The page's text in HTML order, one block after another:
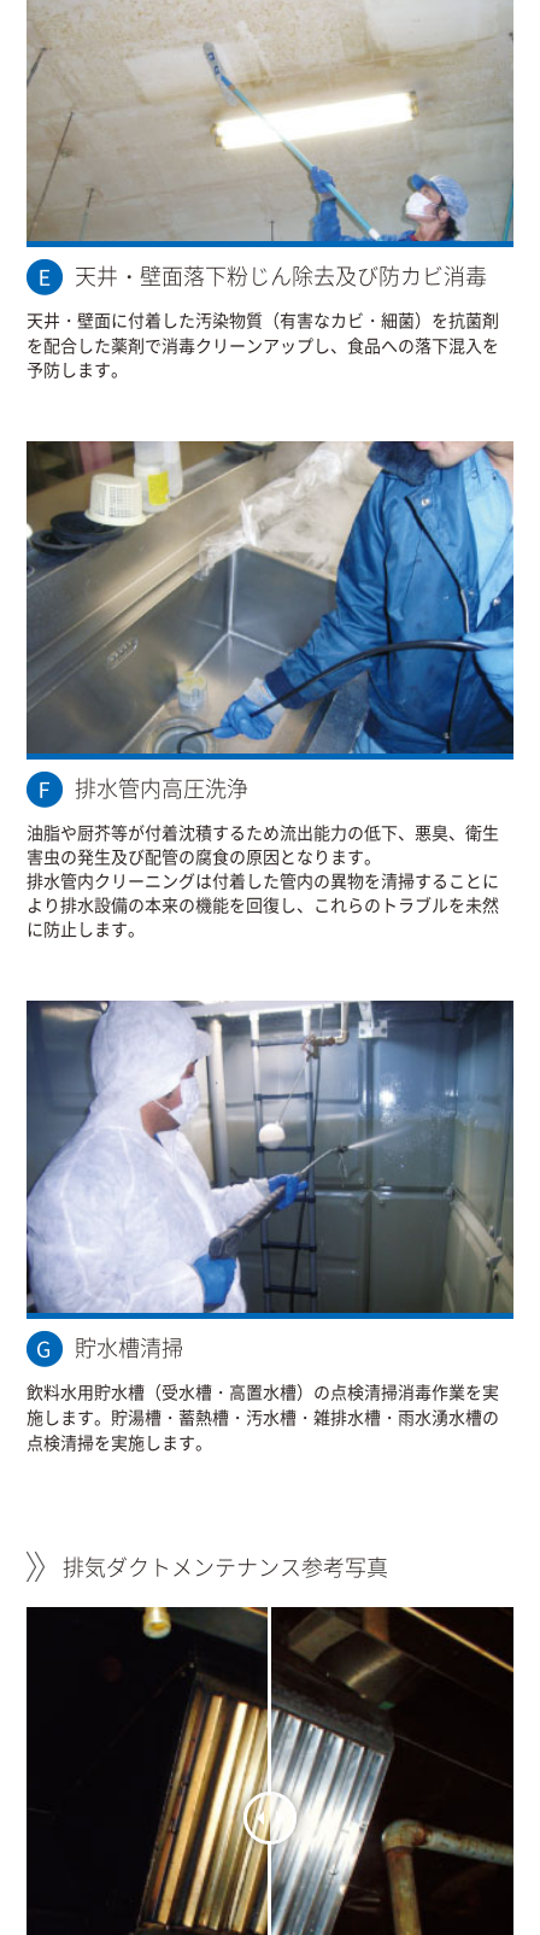
天井・壁面落下粉じん除去及び防カビ消毒
天井・壁面に付着した汚染物質（有害なカビ・細菌）を抗菌剤
を配合した薬剤で消毒クリーンアップし、食品への落下混入を
予防します。
排水管内高圧洗浄
油脂や厨芥等が付着沈積するため流出能力の低下、悪臭、衛生
害虫の発生及び配管の腐食の原因となります。
排水管内クリーニングは付着した管内の異物を清掃することに
より排水設備の本来の機能を回復し、これらのトラブルを未然
に防止します。
貯水槽清掃
飲料水用貯水槽（受水槽・高置水槽）の点検清掃消毒作業を実
施します。貯湯槽・蓄熱槽・汚水槽・雑排水槽・雨水湧水槽の
点検清掃を実施します。
排気ダクトメンテナンス参考写真